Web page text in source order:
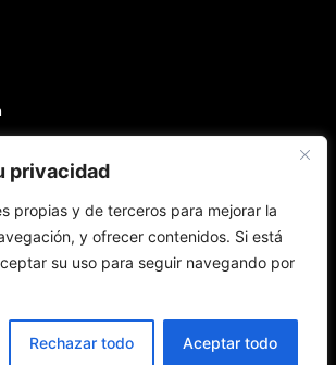
privacidad
propias y de terceros para mejorar la
y ofrecer contenidos. Si está
su uso para seguir navegando por
Rechazar todo Aceptar todo